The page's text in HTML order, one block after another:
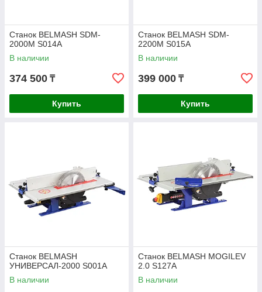
Станок BELMASH SDM-
2000M S014A
В наличии
374 500 ₸
Купить
Станок BELMASH SDM-
2200M S015A
В наличии
399 000 ₸
Купить
Станок BELMASH
УНИВЕРСАЛ-2000 S001A
В наличии
Станок BELMASH MOGILEV
2.0 S127A
В наличии